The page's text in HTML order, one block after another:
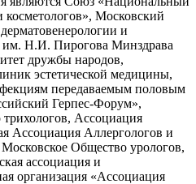
косметологов», Московский
и
Н.И. Пирогова Минздрава
дружбы народов,
эстетической медицины,
передаваемым половым
Герпес-Форум»,
Ассоциация
Ассоциация Аллергологов и
Общество урологов,
ассоциация и
организация «Ассоциация